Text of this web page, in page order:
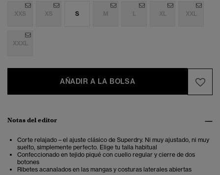
XXS XS S M L XL XXL
XXXL
AÑADIR A LA BOLSA
Notas del editor
Corte relajado – el ajuste clásico de Superdry. Ni muy ajustado, ni muy
suelto, simplemente perfecto. Elige tu talla habitual
Confeccionado en tejido piqué con cuello regular y cierre de dos
botones
Ribetes acanalados en las mangas y costuras laterales abiertas